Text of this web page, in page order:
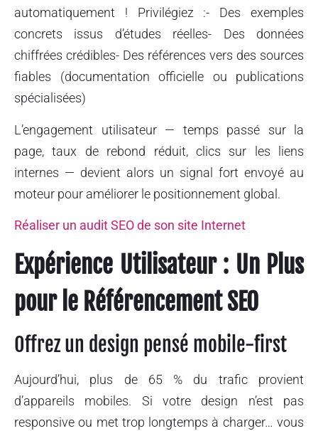
automatiquement ! Privilégiez :- Des exemples
concrets issus d’études réelles- Des données
chiffrées crédibles- Des références vers des sources
fiables (documentation officielle ou publications
spécialisées)
L’engagement utilisateur — temps passé sur la
page, taux de rebond réduit, clics sur les liens
internes — devient alors un signal fort envoyé au
moteur pour améliorer le positionnement global.
Réaliser un audit SEO de son site Internet
Expérience Utilisateur : Un Plus
pour le Référencement SEO
Offrez un design pensé mobile-first
Aujourd’hui, plus de 65 % du trafic provient
d’appareils mobiles. Si votre design n’est pas
responsive ou met trop longtemps à charger… vous